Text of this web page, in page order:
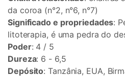
da coroa (n°2, n°6, n°7)
Significado e propriedades:
litoterapia, é uma pedra do
Poder: 4 / 5
Dureza: 6 - 6,5
Depósito: Tanzânia, EUA,